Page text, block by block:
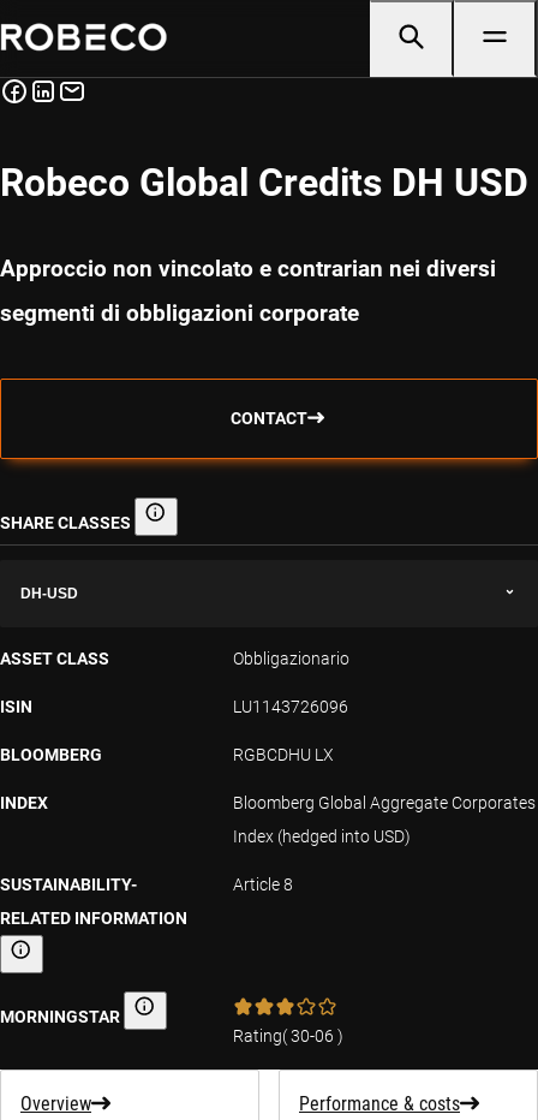
Robeco Global Credits DH USD
Approccio non vincolato e contrarian nei diversi
segmenti di obbligazioni corporate
CONTACT
SHARE CLASSES Share classes
DH-USD
ASSET CLASS Obbligazionario
ISIN LU1143726096
BLOOMBERG RGBCDHU LX
INDEX
Bloomberg Global Aggregate Corporates
Index (hedged into USD)
SUSTAINABILITY-
RELATED INFORMATION
Sustainability-related information
Article 8
MORNINGSTAR Morningstar
Rating(30-06 )
Overview Performance & costs